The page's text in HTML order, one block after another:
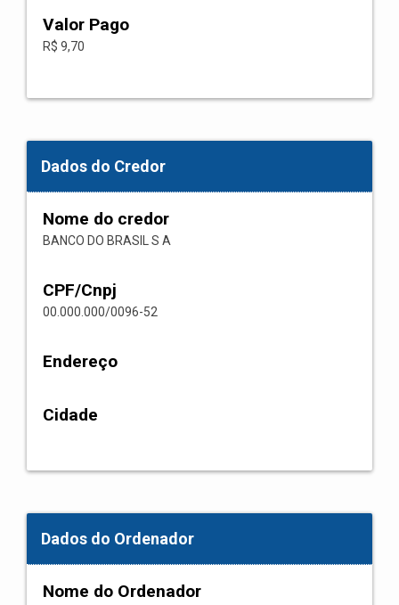
Valor Pago
R$ 9,70
Dados do Credor
Nome do credor
BANCO DO BRASIL S A
CPF/Cnpj
00.000.000/0096-52
Endereço
Cidade
Dados do Ordenador
Nome do Ordenador